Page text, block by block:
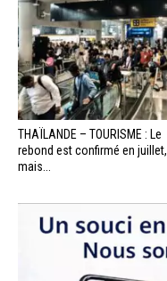
THAÏLANDE – TOURISME : Le
rebond est confirmé en juillet,
mais...